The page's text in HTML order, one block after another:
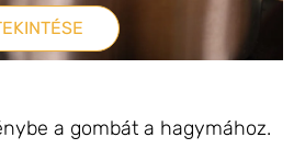
a gombát a hagymához.